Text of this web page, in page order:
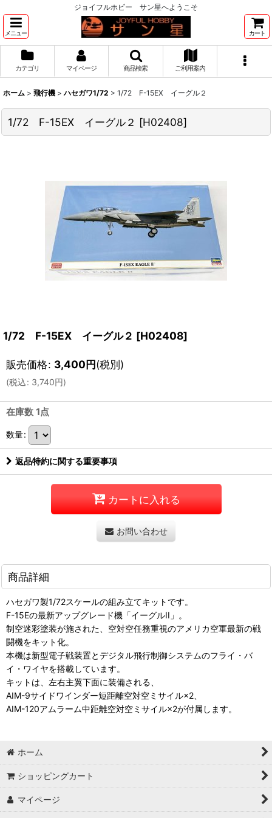
ジョイフルホビー サン星へようこそ
メニュー カート
カテゴリ マイページ 商品検索 ご利用案内
ホーム > 飛行機 > ハセガワ1/72 > 1/72 F-15EX イーグル２
1/72 F-15EX イーグル２ [H02408]
1/72 F-15EX イーグル２ [H02408]
販売価格: 3,400円(税別)
(税込: 3,740円)
在庫数 1点
数量:
返品特約に関する重要事項
カートに入れる
お問い合わせ
商品詳細
ハセガワ製1/72スケールの組み立てキットです。
F-15Eの最新アップグレード機「イーグルII」。
制空迷彩塗装が施された、空対空任務重視のアメリカ空軍最新の戦
闘機をキット化。
本機は新型電子戦装置とデジタル飛行制御システムのフライ・バ
イ・ワイヤを搭載しています。
キットは、左右主翼下面に装備される、
AIM-9サイドワインダー短距離空対空ミサイル×2、
AIM-120アムラーム中距離空対空ミサイル×2が付属します。
ホーム
ショッピングカート
マイページ